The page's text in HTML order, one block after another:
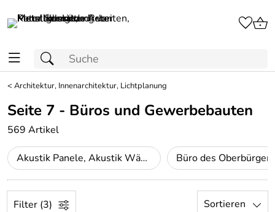
<Architektur, Innenarchitektur, Lichtplanung
Seite 7 - Büros und Gewerbebauten
569 Artikel
Akustik Panele, Akustik Wände
Filter (3) Sortieren